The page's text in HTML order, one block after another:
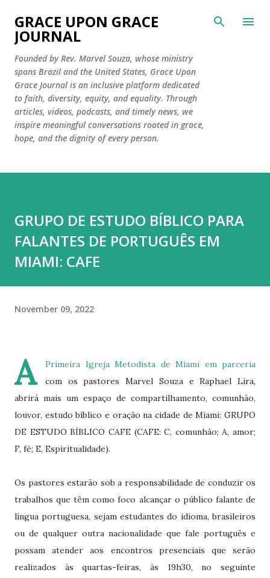
Skip to main content
GRACE UPON GRACE
JOURNAL
Founded by Rev. Marvel Souza, whose ministry
spans Brazil and the United States, Grace Upon
Grace Journal is an inclusive platform dedicated
to faith, diversity, equity, and equality. Through
articles, videos, podcasts, and timely news, we
inspire meaningful conversations rooted in grace,
hope, and the dignity of every person.
GRUPO DE ESTUDO BÍBLICO PARA
FALANTES DE PORTUGUÊS EM
MIAMI: CAFE
November 09, 2022
A
Primeira Igreja Metodista de Miami em parceria
com os pastores Marvel Souza e Raphael Lira,
abrirá mais um espaço de compartilhamento, comunhão,
louvor, estudo bíblico e oração na cidade de Miami: GRUPO
DE ESTUDO BÍBLICO CAFE (CAFE: C, comunhão; A, amor;
F, fé; E, Espiritualidade).
Os pastores estarão sob a responsabilidade de conduzir os
trabalhos que têm como foco alcançar o público falante de
língua portuguesa, sejam estudantes do idioma, brasileiros
ou de qualquer outra nacionalidade que fale português e
possam atender aos encontros presenciais que serão
realizados às quartas-feiras, às 19h30, no seguinte